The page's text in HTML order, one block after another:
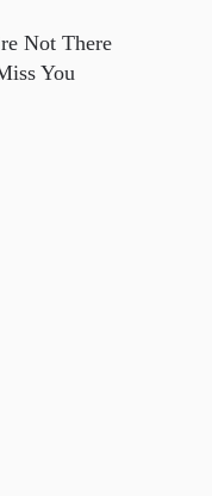
Not There
You